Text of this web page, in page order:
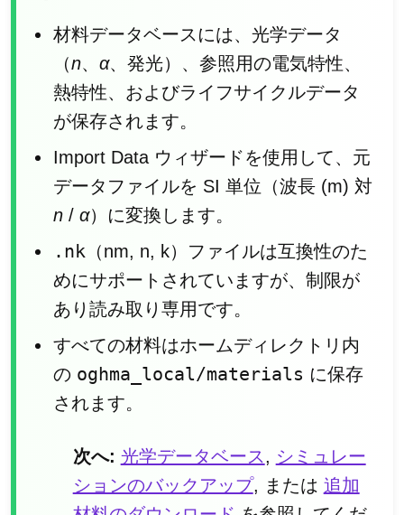
材料データベースには、光学データ
（n、 α、発光）、参照用の電気特性、
熱特性、およびライフサイクルデータ
が保存されます。
Import Data ウィザードを使用して、元
データファイルを SI 単位（波長 (m) 対
n/ α）に変換します。
.nk （nm, n, k）ファイルは互換性のた
めにサポートされていますが、制限が
あり読み取り専用です。
すべての材料はホームディレクトリ内
の oghma_local/materials に保存
されます。
次へ: 光学データベース, シミュレー
ションのバックアップ, または 追加